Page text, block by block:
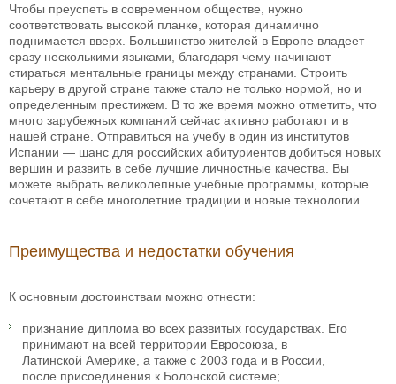
Чтобы преуспеть в современном обществе, нужно
соответствовать высокой планке, которая динамично
поднимается вверх. Большинство жителей в Европе владеет
сразу несколькими языками, благодаря чему начинают
стираться ментальные границы между странами. Строить
карьеру в другой стране также стало не только нормой, но и
определенным престижем. В то же время можно отметить, что
много зарубежных компаний сейчас активно работают и в
нашей стране. Отправиться на учебу в один из институтов
Испании — шанс для российских абитуриентов добиться новых
вершин и развить в себе лучшие личностные качества. Вы
можете выбрать великолепные учебные программы, которые
сочетают в себе многолетние традиции и новые технологии.
Преимущества и недостатки обучения
К основным достоинствам можно отнести:
признание диплома во всех развитых государствах. Его
принимают на всей территории Евросоюза, в
Латинской Америке, а также с 2003 года и в России,
после присоединения к Болонской системе;